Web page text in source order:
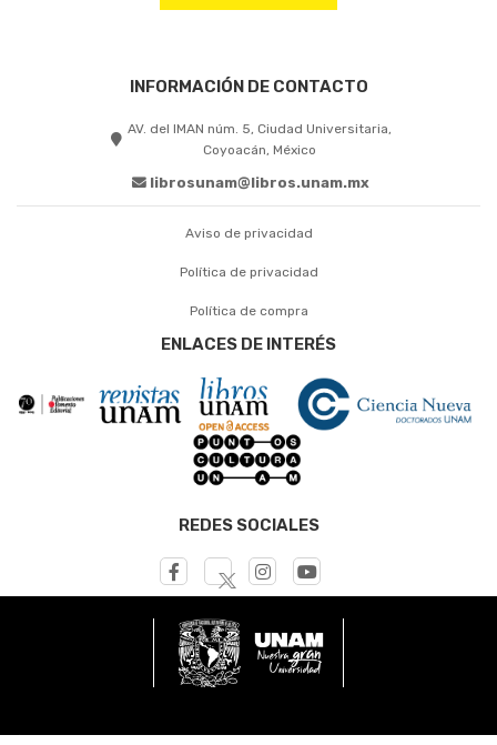
INFORMACIÓN DE CONTACTO
AV. del IMAN núm. 5, Ciudad Universitaria,
Coyoacán, México
librosunam@libros.unam.mx
Aviso de privacidad
Política de privacidad
Política de compra
ENLACES DE INTERÉS
REDES SOCIALES